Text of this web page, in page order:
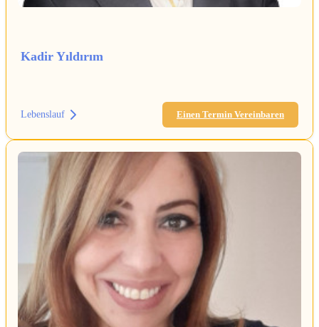
Kadir Yıldırım
Lebenslauf Einen Termin Vereinbaren